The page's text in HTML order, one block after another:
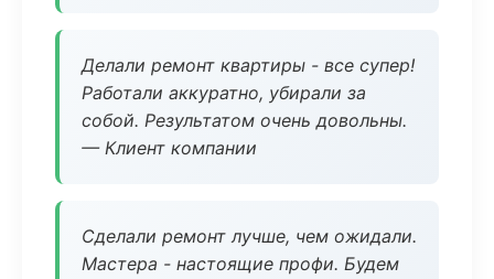
Делали ремонт квартиры - все супер!
Работали аккуратно, убирали за
собой. Результатом очень довольны.
— Клиент компании
Сделали ремонт лучше, чем ожидали.
Мастера - настоящие профи. Будем